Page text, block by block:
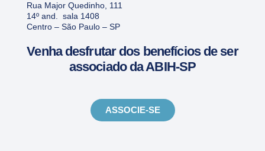
Rua Major Quedinho, 111
14º and. sala 1408
Centro – São Paulo – SP
Venha desfrutar dos benefícios de ser
associado da ABIH-SP
ASSOCIE-SE